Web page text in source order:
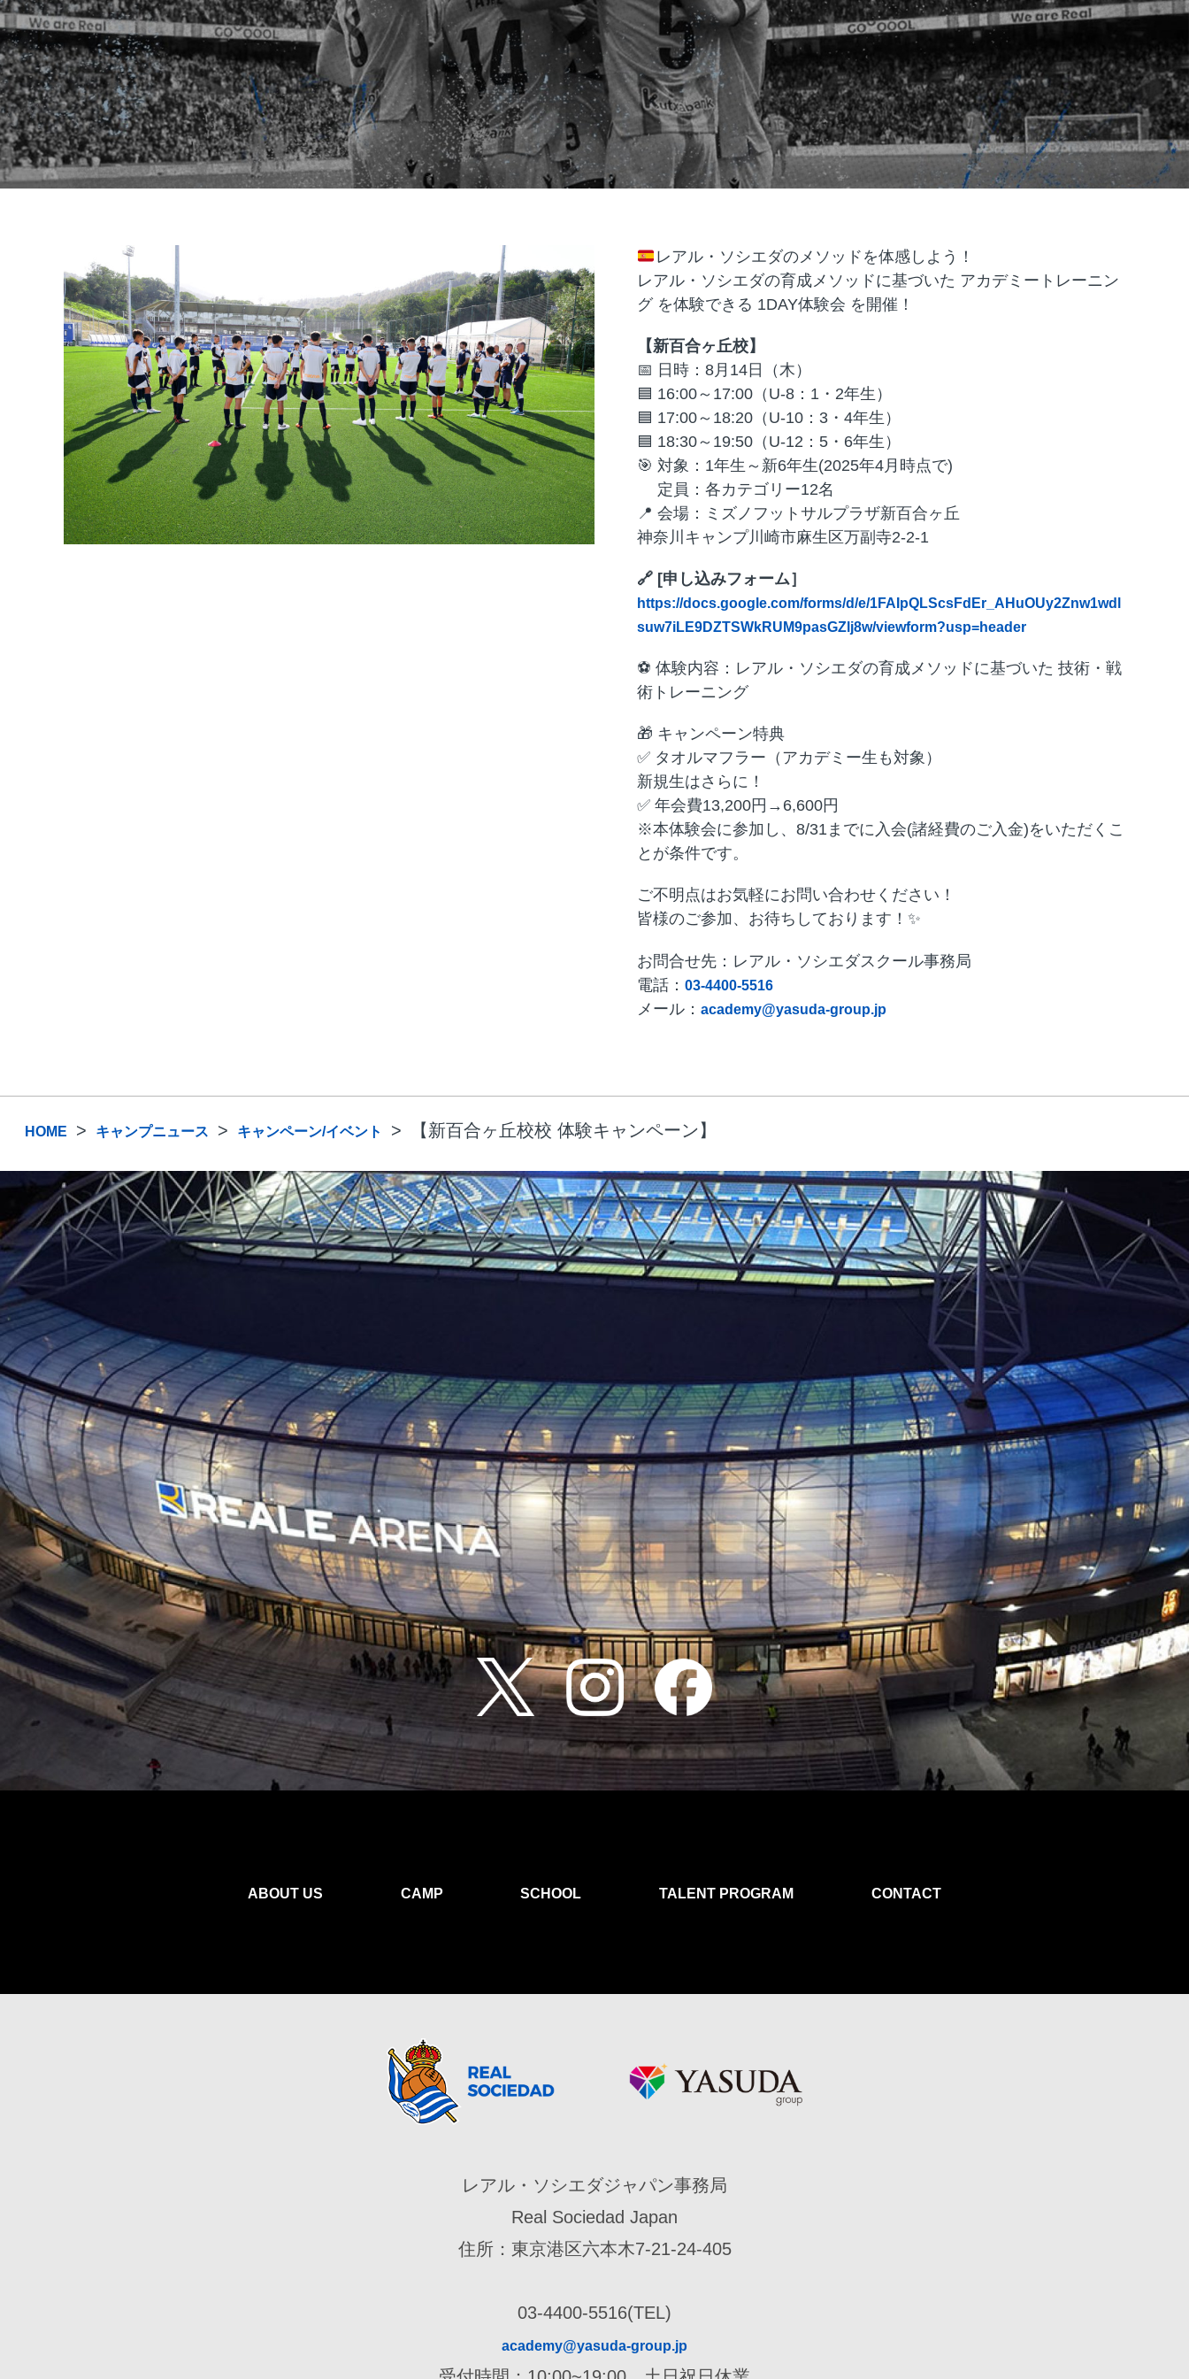
レアル・ソシエダのメソッドを体感しよう！
レアル・ソシエダの育成メソッドに基づいた アカデミートレーニン
グ を体験できる 1DAY体験会 を開催！
【新百合ヶ丘校】
📅 日時：8月14日（木）
🟦 16:00～17:00（U-8：1・2年生）
🟦 17:00～18:20（U-10：3・4年生）
🟦 18:30～19:50（U-12：5・6年生）
🎯 対象：1年生～新6年生(2025年4月時点で)
定員：各カテゴリー12名
📍 会場：ミズノフットサルプラザ新百合ヶ丘
神奈川キャンプ川崎市麻生区万副寺2-2-1
🔗 [申し込みフォーム］
https://docs.google.com/forms/d/e/1FAIpQLScsFdEr_AHuOUy2Znw1wdl
suw7iLE9DZTSWkRUM9pasGZlj8w/viewform?usp=header
⚽ 体験内容：レアル・ソシエダの育成メソッドに基づいた 技術・戦
術トレーニング
🎁 キャンペーン特典
✅ タオルマフラー（アカデミー生も対象）
新規生はさらに！
✅ 年会費13,200円→6,600円
※本体験会に参加し、8/31までに入会(諸経費のご入金)をいただくこ
とが条件です。
ご不明点はお気軽にお問い合わせください！
皆様のご参加、お待ちしております！✨
お問合せ先：レアル・ソシエダスクール事務局
電話： 03-4400-5516
メール： academy@yasuda-group.jp
HOME キャンプニュース キャンペーン/イベント 【新百合ヶ丘校校 体験キャンペーン】
ABOUT US CAMP SCHOOL TALENT PROGRAM CONTACT
レアル・ソシエダジャパン事務局
Real Sociedad Japan
住所：東京港区六本木7-21-24-405
03-4400-5516(TEL)
academy@yasuda-group.jp